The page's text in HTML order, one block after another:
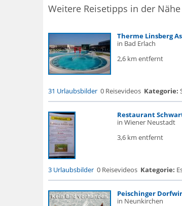
Weitere Reisetipps in der
Therme Linsberg
in Bad Erlach
2,6 km entfernt
31 Urlaubsbilder 0 Reisevideos Kategorie:
Restaurant
in Wiener Neustadt
3,6 km entfernt
3 Urlaubsbilder 0 Reisevideos Kategorie:
Peischinger
in Neunkirchen